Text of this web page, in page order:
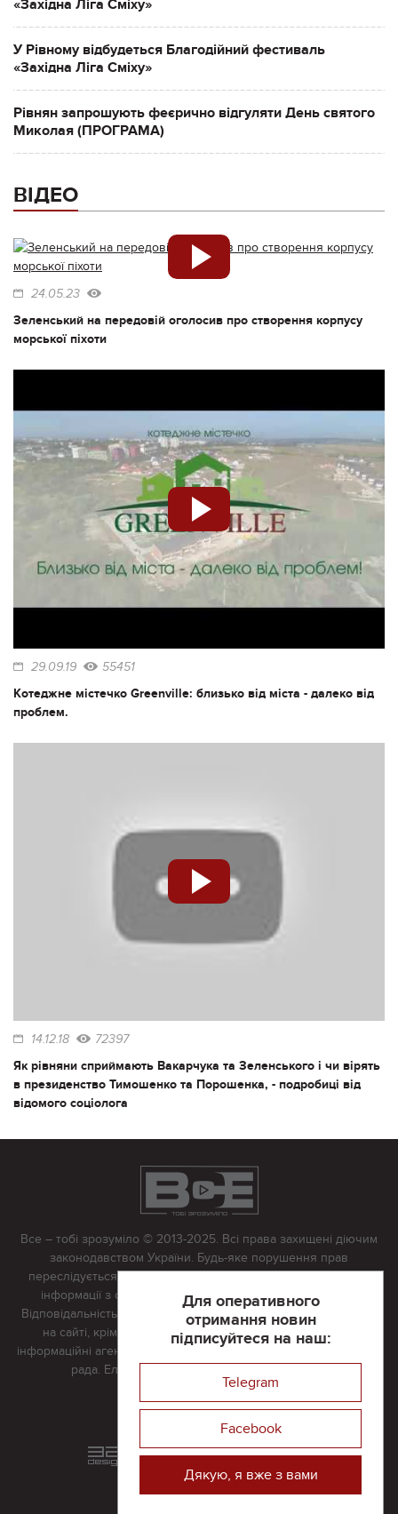
«Західна Ліга Сміху»
У Рівному відбудеться Благодійний фестиваль
«Західна Ліга Сміху»
Рівнян запрошують феєрично відгуляти День святого
Миколая (ПРОГРАМА)
ВІДЕО
24.05.23
Зеленський на передовій оголосив про створення корпусу
морської піхоти
29.09.19 55451
Котеджне містечко Greenville: близько від міста - далеко від
проблем.
14.12.18 72397
Як рівняни сприймають Вакарчука та Зеленського і чи вірять
в президенство Тимошенко та Порошенка, - подробиці від
відомого соціолога
Для оперативного
отримання новин
підписуйтеся на наш:
Telegram
Facebook
Дякую, я вже з вами
Все – тобі зрозуміло © 2013-2025. Всі права захищені діючим
законодавством України. Будь-яке порушення прав
переслідується в судовому порядку. Будь-яке відтворення
інформації з сайту тільки з письмово дозволу редакції.
Відповідальність за достовірність усіх матеріалів, розміщених
на сайті, крім матеріалів, які містять посилання на інші
інформаційні агентства або інтернет-видання, несе редакційна
рада. Електронна пошта:
Реклама на сайті
Розроблений та підтримується